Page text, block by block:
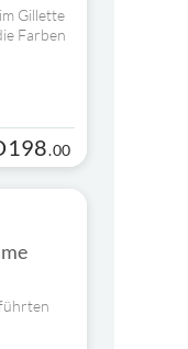
Gillette
Farben
198.00